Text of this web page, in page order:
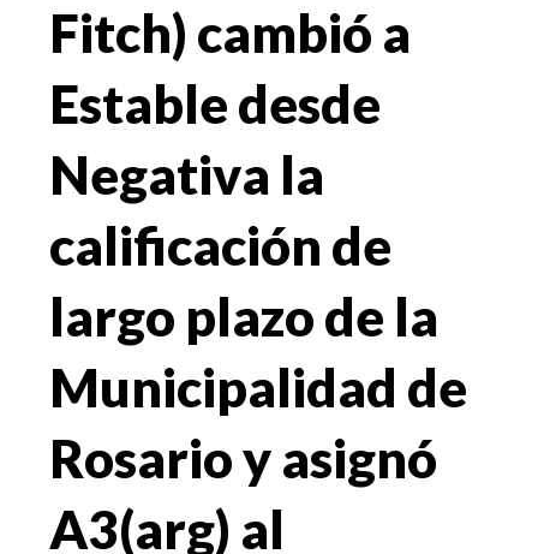
Fitch) cambió a
Estable desde
Negativa la
calificación de
largo plazo de la
Municipalidad de
Rosario y asignó
A3(arg) al